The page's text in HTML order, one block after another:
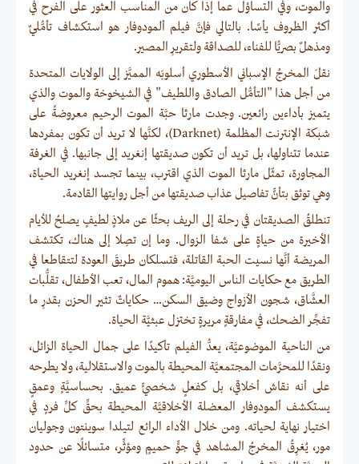
والموت، وفي التساؤل عما إذا كان من المناسب العثور على الفرح في
أكثر الظروف يأسًا. بالتالي فإنَّ فيلم ألمودوفار هو استكشاف تأمُّليٌ
ومذهلٌ بصريًّا للفناء، للصداقة ولتقريرِ المصير.
نقلَ المخرجُ الإسباني الأسطوري أسلوبَه المميَّز إلى الولايات المتحدة
من أجل هذا "التأمُّل الصادق واللطيف" في الشيخوخة والموت والذي
يتميز بأداءين رائعين. وجدت مارثا حبَّة الموت الرحيم معروضةً على
شبكة الإنترنت المظلمة (Darknet)، لكنَّها لا تريد أن تكون بمفردها
عندما تتناولها، بل تريد أن تكون صديقتها إنغريد إلى جانبها. في الغرفة
المجاورة، تمثّل مارثا الموت الذي اقترب، بينما تجسد إنغريد الحياة،
وهي توثق بتأنٍّ تفاصيل عذاب صديقتها من أجل روايتها القادمة.
تنطلقُ الصديقتان في رحلة إلى الريف بحثًا عن ملاذٍ لطيفٍ يصلحُ للأيام
الأخيرة من حياةٍ على شفا الزوال. وما إن تصِلا إلى هناك، تكتشف
المريضة أنَّها نسيت الحبة القاتلة، فتسلكان طريقَ العودة لتتقاطعا في
الطريق مع حكايات الناس اليوميَّة: هموم المال، تعب الأطفال، تقلُّبات
العشَّاق، شجون الأزواج وضيق السكن… حكاياتٌ تثير الحزن بقدرِ ما
تفجِّر الضحك، في مفارقةٍ مريرةٍ تختزل عبثيَّة الحياة.
من الناحية الموضوعيَّة، يعدُّ الفيلم تأكيدًا على جمال الحياة الزائل،
ونقدًا للمحرَّمات المجتمعيَّة المحيطة بالموت والاستقلالية، ولا يطرحه
على أنه نقاش أخلاقي، بل كفعلٍ شخصيٍّ عميق. بحساسيَّةٍ وعمقٍ
يستكشف ألمودوفار المعضلة الأخلاقيَّة المحيطة بحقِّ كلِّ فردٍ في
اختيار نهاية لحياته. ومن خلال الأداء الرائع لتيلدا سوينتون وجوليان
مور، يُغرِقُ المخرجُ المشاهد في جوٍّ حميمٍ ومؤثِّر، متسائلًا عن حدود